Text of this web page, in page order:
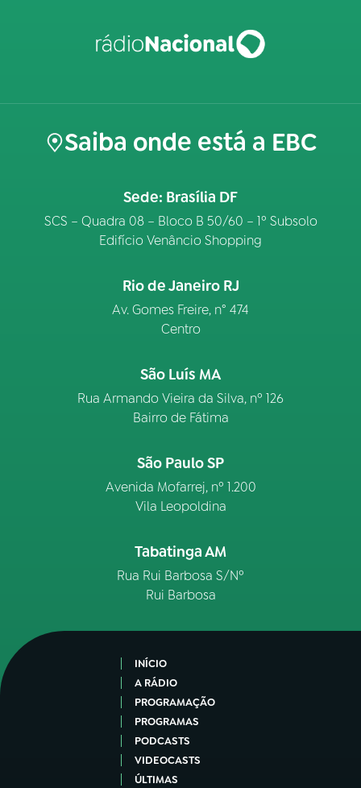
Saiba onde está a EBC
Sede: Brasília DF
SCS – Quadra 08 – Bloco B 50/60 – 1º Subsolo
Edifício Venâncio Shopping
Rio de Janeiro RJ
Av. Gomes Freire, n° 474
Centro
São Luís MA
Rua Armando Vieira da Silva, nº 126
Bairro de Fátima
São Paulo SP
Avenida Mofarrej, nº 1.200
Vila Leopoldina
Tabatinga AM
Rua Rui Barbosa S/Nº
Rui Barbosa
INÍCIO
A RÁDIO
PROGRAMAÇÃO
PROGRAMAS
PODCASTS
VIDEOCASTS
ÚLTIMAS